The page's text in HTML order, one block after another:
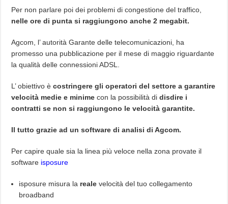
Per non parlare poi dei problemi di congestione del traffico,
nelle ore di punta si raggiungono anche 2 megabit.
Agcom, l’ autorità Garante delle telecomunicazioni, ha
promesso una pubblicazione per il mese di maggio riguardante
la qualità delle connessioni ADSL.
L’ obiettivo ècostringere gli operatori del settore a garantire
velocità medie e minimecon la possibilità didisdire i
contratti se non si raggiungono le velocità garantite.
Il tutto grazie ad un software di analisi di Agcom.
Per capire quale sia la linea più veloce nella zona provate il
software isposure
isposure misura la reale velocità del tuo collegamento
broadband